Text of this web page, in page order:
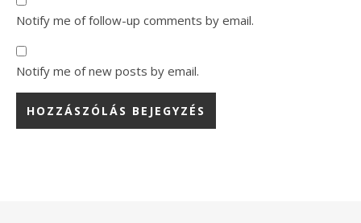
Notify me of follow-up comments by email.
Notify me of new posts by email.